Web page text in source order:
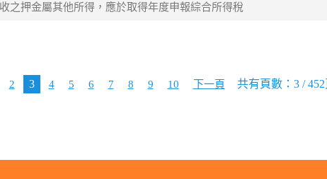
之押金屬其他所得，應於取得年度申報綜合所得稅
2 3 4 5 6 7 8 9 10 下一頁 共有頁數：3 / 452